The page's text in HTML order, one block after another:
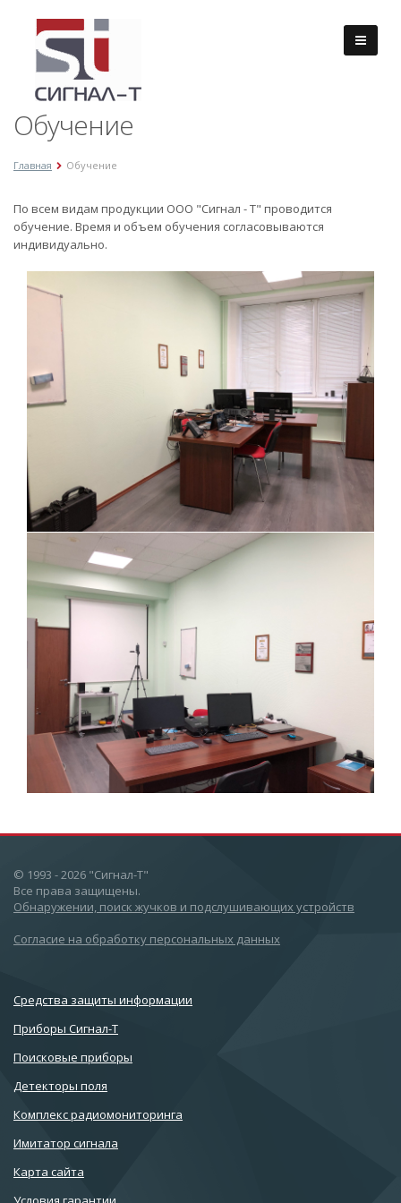
Обучение
Главная Обучение
По всем видам продукции ООО "Сигнал - Т" проводится
обучение. Время и объем обучения согласовываются
индивидуально.
© 1993 - 2026 "Сигнал-Т"
Все права защищены.
Обнаружении, поиск жучков и подслушивающих устройств
Согласие на обработку персональных данных
Cредства защиты информации
Приборы Сигнал-Т
Поисковые приборы
Детекторы поля
Комплекс радиомониторинга
Имитатор сигнала
Карта сайта